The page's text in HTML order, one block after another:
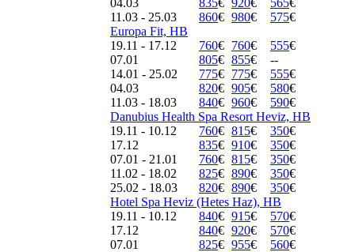
11.03 - 25.03
860€ 980€ 575€
Europa Fit, HB
19.11 - 17.12
760€ 760€ 555€
07.01
805€ 855€
--
14.01 - 25.02
775€ 775€ 555€
04.03
820€ 905€ 580€
11.03 - 18.03
840€ 960€ 590€
Danubius Health Spa Resort Heviz, HB
19.11 - 10.12
760€ 815€ 350€
17.12
835€ 910€ 350€
07.01 - 21.01
760€ 815€ 350€
11.02 - 18.02
825€ 890€ 350€
25.02 - 18.03
820€ 890€ 350€
Hotel Spa Heviz (Hetes Haz), HB
19.11 - 10.12
840€ 915€ 570€
17.12
840€ 920€ 570€
07.01
825€ 955€ 560€